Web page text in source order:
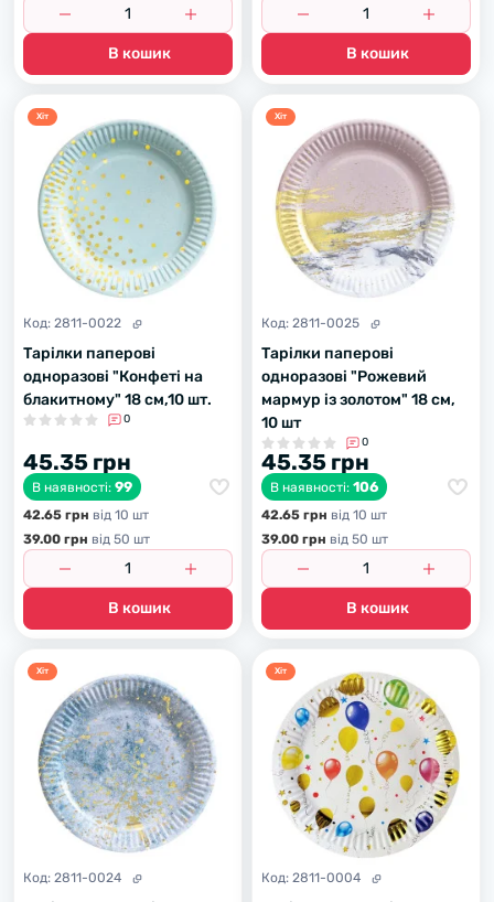
В кошик В кошик
Хiт
Код: 2811-0022
Тарілки паперові
одноразові "Конфеті на
блакитному" 18 см,10 шт.
0
45.35 грн
В наявності: 99
42.65 грн вiд 10 шт
39.00 грн вiд 50 шт
В кошик
Хiт
Код: 2811-0025
Тарілки паперові
одноразові "Рожевий
мармур із золотом" 18 см,
10 шт
0
45.35 грн
В наявності: 106
42.65 грн вiд 10 шт
39.00 грн вiд 50 шт
В кошик
Хiт
Код: 2811-0024
Хiт
Код: 2811-0004